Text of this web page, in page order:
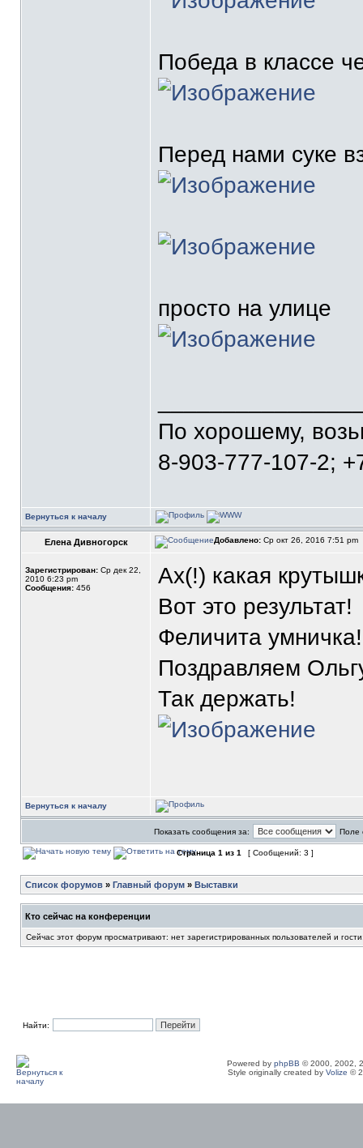
Победа в классе
Перед нами суке
просто на улице
По хорошему,
8-903-777-107-2;
Вернуться к началу
Елена Дивногорск Добавлено: Ср окт 26, 2016 7:51 pm
Зарегистрирован: Ср дек 22,
2010 6:23 pm
Сообщения: 456
Ах(!) какая
Вот это результат!
Феличита умничка!
Поздравляем
Так держать!
Вернуться к началу
Показать сообщения за: Поле
Страница 1 из 1 [ Сообщений: 3 ]
Список форумов » Главный форум » Выставки
Кто сейчас на конференции
Сейчас этот форум просматривают: нет зарегистрированных пользователей и
Найти:
Powered by phpBB © 2000, 2002,
Style originally created by Volize ©